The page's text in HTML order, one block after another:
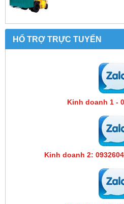
HỔ TRỢ TRỰC TUYẾN
Kinh doanh 1 -
Kinh doanh 2: